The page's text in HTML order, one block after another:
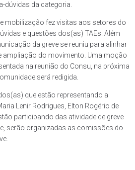
dúvidas da categoria.
mobilização fez visitas aos setores do
e questões dos(as) TAEs. Além
da greve se reuniu para alinhar
ampliação do movimento. Uma moção
na reunião do Consu, na próxima
será redigida.
que estão representando a
Lenir Rodrigues, Elton Rogério de
participando das atividade de greve
serão organizadas as comissões do